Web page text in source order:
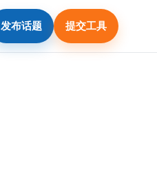
发布话题 提交工具